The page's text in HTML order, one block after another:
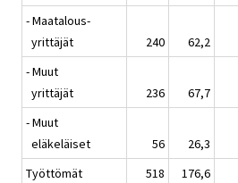
- Maatalous-
yrittäjät
240 62,2
- Muut
yrittäjät
236 67,7
- Muut
eläkeläiset
56 26,3
Työttömät
518 176,6